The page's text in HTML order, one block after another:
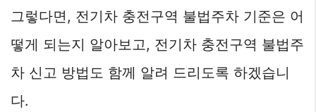
그렇다면, 전기차 충전구역 불법주차 기준은 어
떻게 되는지 알아보고, 전기차 충전구역 불법주
차 신고 방법도 함께 알려 드리도록 하겠습니
다.